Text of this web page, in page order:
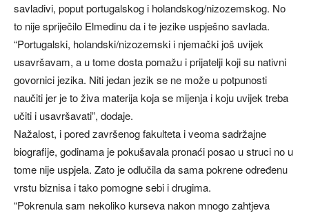
savladivi, poput portugalskog i holandskog/nizozemskog. No
to nije spriječilo Elmedinu da i te jezike uspješno savlada.
“Portugalski, holandski/nizozemski i njemački još uvijek
usavršavam, a u tome dosta pomažu i prijatelji koji su nativni
govornici jezika. Niti jedan jezik se ne može u potpunosti
naučiti jer je to živa materija koja se mijenja i koju uvijek treba
učiti i usavršavati”, dodaje.
Nažalost, i pored završenog fakulteta i veoma sadržajne
biografije, godinama je pokušavala pronaći posao u struci no u
tome nije uspjela. Zato je odlučila da sama pokrene određenu
vrstu biznisa i tako pomogne sebi i drugima.
“Pokrenula sam nekoliko kurseva nakon mnogo zahtjeva